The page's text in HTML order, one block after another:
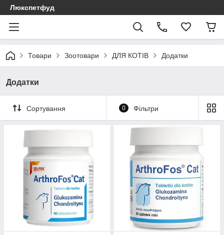
Люкспетфуд
Товари Зоотовари ДЛЯ КОТІВ Додатки
Додатки
Сортування 0 Фільтри